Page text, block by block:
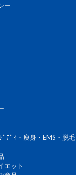
ー
ﾃﾞｨ・痩身・EMS・脱毛
エット